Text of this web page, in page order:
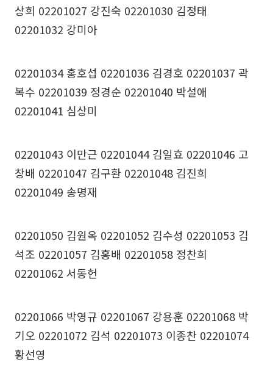
상희 02201027 강진숙 02201030 김정태
02201032 강미아
02201034 홍호섭 02201036 김경호 02201037 곽
복수 02201039 정경순 02201040 박설애
02201041 심상미
02201043 이만근 02201044 김일효 02201046 고
창배 02201047 김구환 02201048 김진희
02201049 송명재
02201050 김원옥 02201052 김수성 02201053 김
석조 02201057 김홍배 02201058 정찬희
02201062 서동헌
02201066 박영규 02201067 강용훈 02201068 박
기오 02201072 김석 02201073 이종찬 02201074
황선영